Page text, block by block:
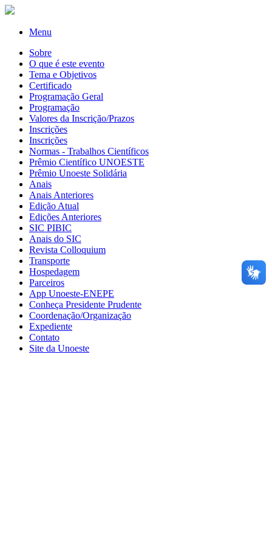
Menu
Sobre
O que é este evento
Tema e Objetivos
Certificado
Programação Geral
Programação
Valores da Inscrição/Prazos
Inscrições
Inscrições
Normas - Trabalhos Científicos
Prêmio Científico UNOESTE
Prêmio Unoeste Solidária
Anais
Anais Anteriores
Edição Atual
Edições Anteriores
SIC PIBIC
Anais do SIC
Revista Colloquium
Transporte
Hospedagem
Parceiros
App Unoeste-ENEPE
Conheça Presidente Prudente
Coordenação/Organização
Expediente
Contato
Site da Unoeste